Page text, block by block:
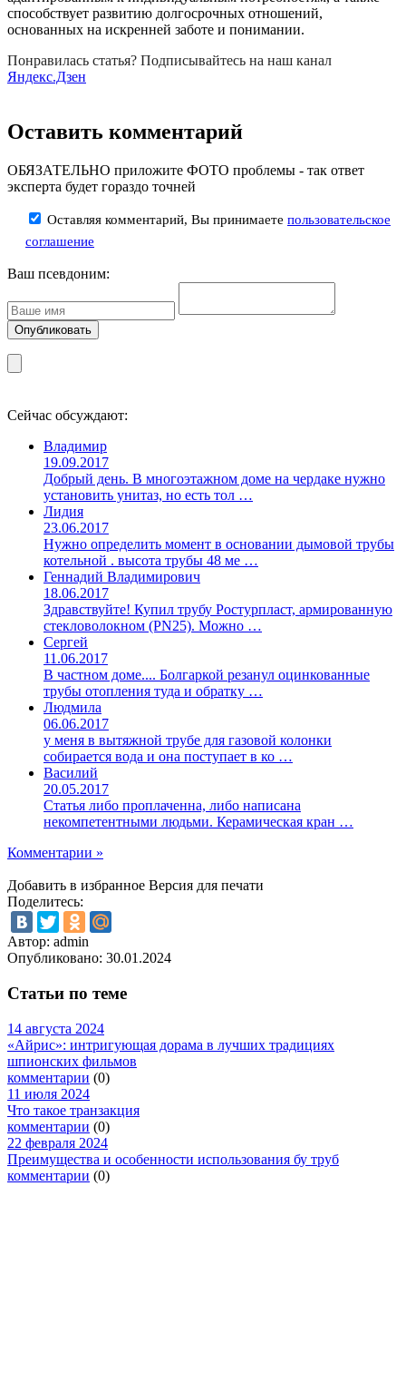
способствует развитию долгосрочных отношений,
основанных на искренней заботе и понимании.
Понравилась статья? Подписывайтесь на наш канал
Яндекс.Дзен
Оставить комментарий
ОБЯЗАТЕЛЬНО приложите ФОТО проблемы - так ответ
эксперта будет гораздо точней
Оставляя комментарий, Вы принимаете пользовательское
соглашение
Ваш псевдоним:
Сейчас обсуждают:
Владимир
19.09.2017
Добрый день. В многоэтажном доме на чердаке нужно
установить унитаз, но есть тол …
Лидия
23.06.2017
Нужно определить момент в основании дымовой трубы
котельной . высота трубы 48 ме …
Геннадий Владимирович
18.06.2017
Здравствуйте! Купил трубу Ростурпласт, армированную
стекловолокном (PN25). Можно …
Сергей
11.06.2017
В частном доме.... Болгаркой резанул оцинкованные
трубы отопления туда и обратку …
Людмила
06.06.2017
у меня в вытяжной трубе для газовой колонки
собирается вода и она поступает в ко …
Василий
20.05.2017
Статья либо проплаченна, либо написана
некомпетентными людьми. Керамическая кран …
Комментарии »
Добавить в избранное Версия для печати
Поделитесь:
Автор: admin
Опубликовано: 30.01.2024
Статьи по теме
14 августа 2024
«Айрис»: интригующая дорама в лучших традициях
шпионских фильмов
комментарии (0)
11 июля 2024
Что такое транзакция
комментарии (0)
22 февраля 2024
Преимущества и особенности использования бу труб
комментарии (0)